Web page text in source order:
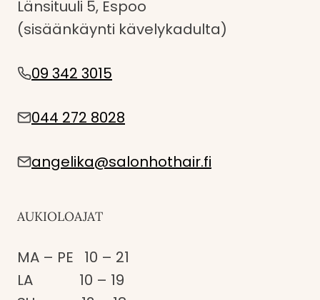
Länsituuli 5, Espoo
(sisäänkäynti kävelykadulta)
09 342 3015
044 272 8028
angelika@salonhothair.fi
AUKIOLOAJAT
MA – PE 10 – 21
LA 10 – 19